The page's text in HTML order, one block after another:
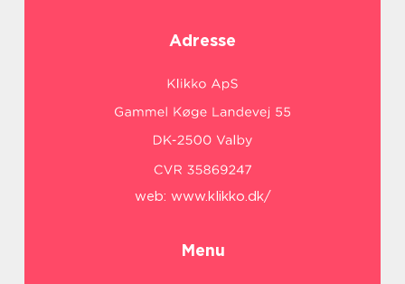
Adresse
web: www.klikko.dk/
Menu